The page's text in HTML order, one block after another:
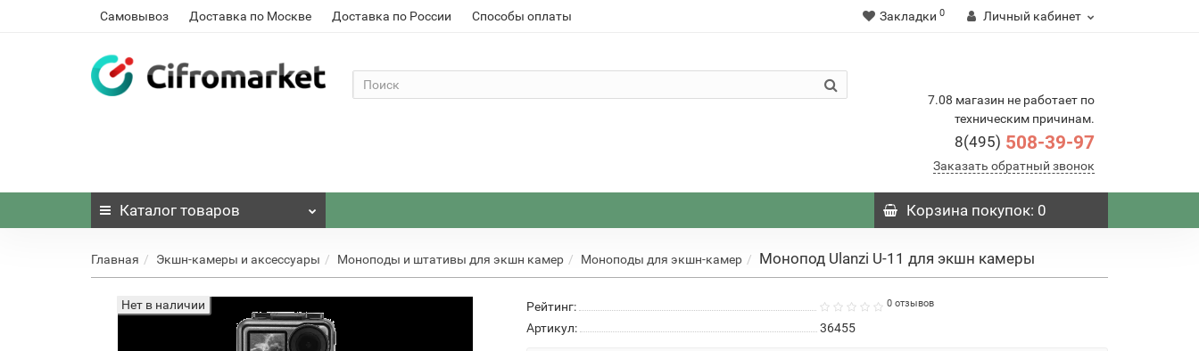
Самовывоз Доставка по Москве Доставка по России Способы оплаты Закладки 0 Личный кабинет
7.08 магазин не работает по
техническим причинам.
8(495) 508-39-97
Заказать обратный звонок
Каталог товаров Корзинапокупок: 0
Главная Экшн-камеры и аксессуары Моноподы и штативы для экшн камер Моноподы для экшн-камер Монопод Ulanzi U-11 для экшн камеры
Нет в наличии Рейтинг: 0 отзывов
Артикул: 36455